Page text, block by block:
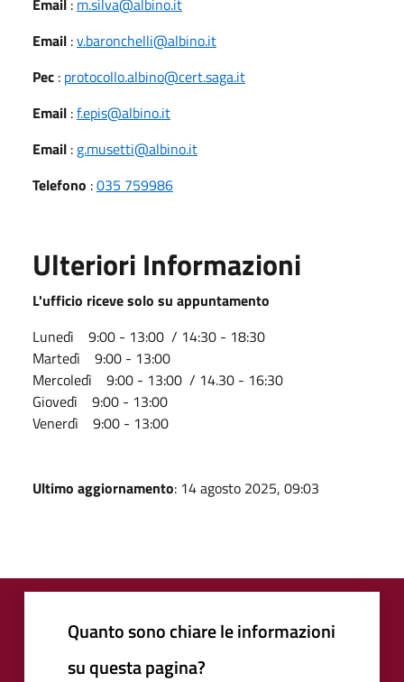
Email :v.baronchelli@albino.it
Pec : protocollo.albino@cert.saga.it
Email :f.epis@albino.it
Email : g.musetti@albino.it
Telefono :035 759986
Ulteriori Informazioni
L'ufficio riceve solo su appuntamento
Lunedì 9:00 - 13:00 / 14:30 - 18:30
Martedì 9:00 - 13:00
Mercoledì 9:00 - 13:00 / 14.30 - 16:30
Giovedì 9:00 - 13:00
Venerdì 9:00 - 13:00
Ultimo aggiornamento: 14 agosto 2025, 09:03
Quanto sono chiare le informazioni
su questa pagina?